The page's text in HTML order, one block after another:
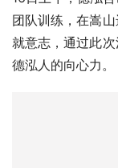
就意志，通过此
德泓人的向心力。